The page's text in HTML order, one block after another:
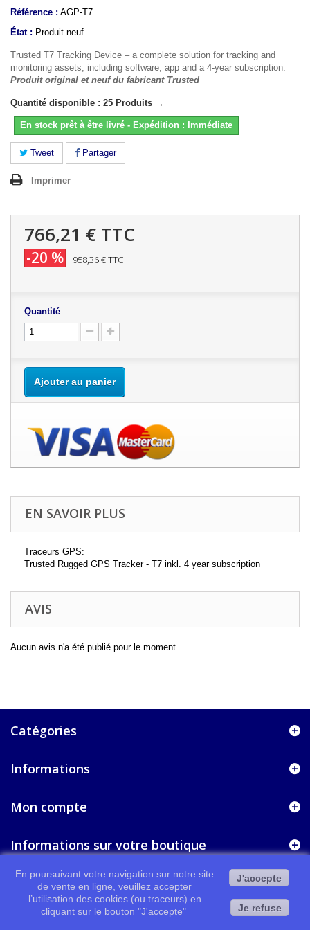
Référence : AGP-T7
État : Produit neuf
Trusted T7 Tracking Device – a complete solution for tracking and
monitoring assets, including software, app and a 4-year subscription.
Produit original et neuf du fabricant Trusted
Quantité disponible : 25 Produits →
En stock prêt à être livré - Expédition : Immédiate
Tweet Partager
Imprimer
766,21 € TTC
-20 % 958,36 €TTC
Quantité
Ajouter au panier
EN SAVOIR PLUS
Traceurs GPS:
Trusted Rugged GPS Tracker - T7 inkl. 4 year subscription
AVIS
Aucun avis n'a été publié pour le moment.
Catégories
Informations
Mon compte
Informations sur votre boutique
En poursuivant votre navigation sur notre site
de vente en ligne, veuillez accepter
l’utilisation des cookies (ou traceurs) en
cliquant sur le bouton "J'accepte"
J'accepte
Je refuse